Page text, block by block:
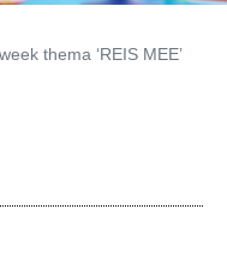
thema ‘REIS MEE’